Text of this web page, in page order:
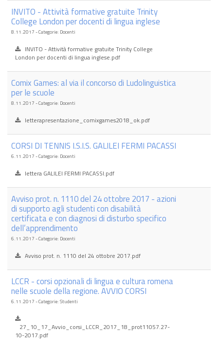
INVITO - Attività formative gratuite Trinity
College London per docenti di lingua inglese
8.11.2017 - Categorie: Docenti
INVITO - Attività formative gratuite Trinity College
London per docenti di lingua inglese.pdf
Comix Games: al via il concorso di Ludolinguistica
per le scuole
8.11.2017 - Categorie: Docenti
letterapresentazione_comixgames2018_ok.pdf
CORSI DI TENNIS I.S.I.S. GALILEI FERMI PACASSI
6.11.2017 - Categorie: Docenti
lettera GALILEI FERMI PACASSI.pdf
Avviso prot. n. 1110 del 24 ottobre 2017 - azioni
di supporto agli studenti con disabilità
certificata e con diagnosi di disturbo specifico
dell’apprendimento
6.11.2017 - Categorie: Docenti
Avviso prot. n. 1110 del 24 ottobre 2017.pdf
LCCR - corsi opzionali di lingua e cultura romena
nelle scuole della regione. AVVIO CORSI
6.11.2017 - Categorie: Studenti
27_10_17_Avvio_corsi_LCCR_2017_18_prot11057.27-
10-2017.pdf